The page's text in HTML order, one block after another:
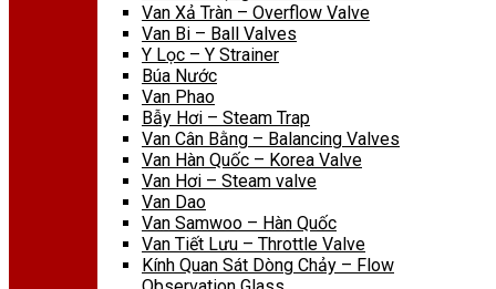
Van Xả Tràn – Overflow Valve
Van Bi – Ball Valves
Y Lọc – Y Strainer
Búa Nước
Van Phao
Bẫy Hơi – Steam Trap
Van Cân Bằng – Balancing Valves
Van Hàn Quốc – Korea Valve
Van Hơi – Steam valve
Van Dao
Van Samwoo – Hàn Quốc
Van Tiết Lưu – Throttle Valve
Kính Quan Sát Dòng Chảy – Flow